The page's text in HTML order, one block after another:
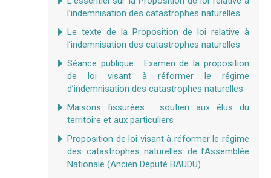
l’indemnisation des catastrophes naturelles
Le texte de la Proposition de loi relative à
l’indemnisation des catastrophes naturelles
Séance publique : Examen de la proposition
de loi visant à réformer le régime
d’indemnisation des catastrophes naturelles
Maisons fissurées : soutien aux élus du
territoire et aux particuliers
Proposition de loi visant à réformer le régime
des catastrophes naturelles de l’Assemblée
Nationale (Ancien Député BAUDU)